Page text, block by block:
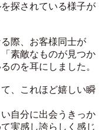
探されている様子が
際、お客様同士が
素敵なものが見つか
のを耳にしました。
、これほど嬉しい瞬
自分に出会うきっか
実感し誇らしく感じ